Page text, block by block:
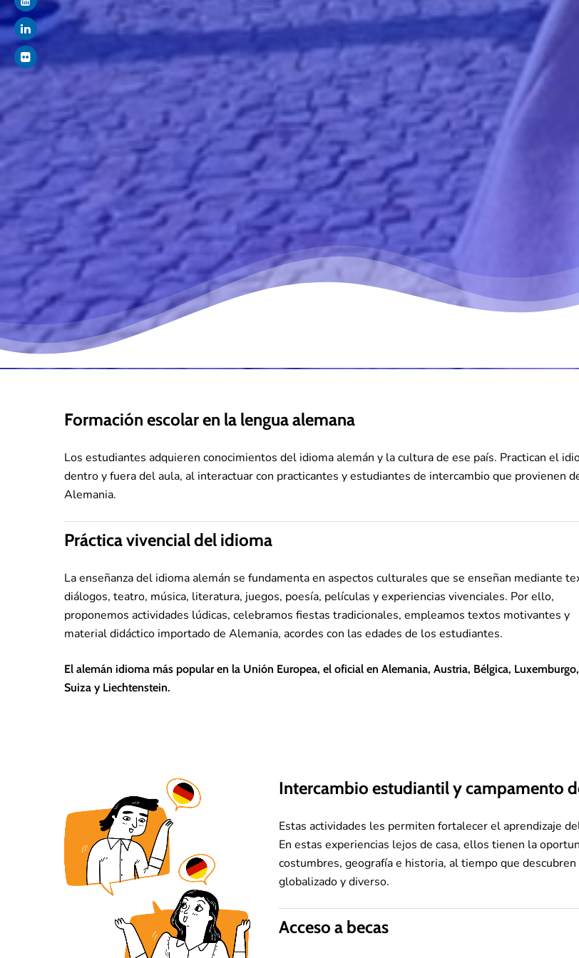
Formación escolar en la lengua alemana
Los estudiantes adquieren conocimientos del idioma alemán y la cultura de ese país. Practican el
dentro y fuera del aula, al interactuar con practicantes y estudiantes de intercambio que provienen
Alemania.
Práctica vivencial del idioma
La enseñanza del idioma alemán se fundamenta en aspectos culturales que se enseñan mediante
diálogos, teatro, música, literatura, juegos, poesía, películas y experiencias vivenciales. Por ello,
proponemos actividades lúdicas, celebramos fiestas tradicionales, empleamos textos motivantes y
material didáctico importado de Alemania, acordes con las edades de los estudiantes.
El alemán idioma más popular en la Unión Europea, el oficial en Alemania, Austria, Bélgica, Luxemburgo,
Suiza y Liechtenstein.
Intercambio estudiantil y campamento
Estas actividades les permiten fortalecer el aprendizaje
En estas experiencias lejos de casa, ellos tienen la
costumbres, geografía e historia, al tiempo que
globalizado y diverso.
Acceso a becas